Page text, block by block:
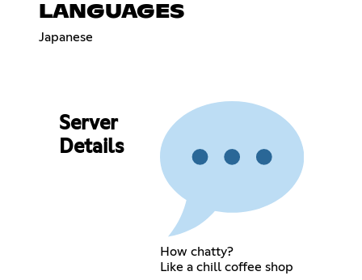
LANGUAGES
Japanese
Server
Details
How chatty?
Like a chill coffee shop